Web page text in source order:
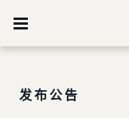
发布公告